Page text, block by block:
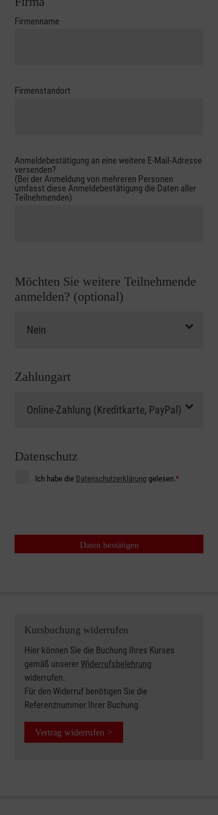
Firmenname
Firmenstandort
Anmeldebestätigung an eine weitere E-Mail-Adresse
versenden?
(Bei der Anmeldung von mehreren Personen
umfasst diese Anmeldebestätigung die Daten aller
Teilnehmenden)
Möchten Sie weitere Teilnehmende
anmelden? (optional)
Zahlungart
Datenschutz
Ich habe die Datenschutzerklärung gelesen.*
Daten bestätigen
Kursbuchung widerrufen
Hier können Sie die Buchung Ihres Kurses
gemäß unserer Widerrufsbelehrung
widerrufen.
Für den Widerruf benötigen Sie die
Referenznummer Ihrer Buchung.
Vertrag widerrufen >